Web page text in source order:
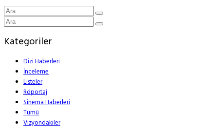
Kategoriler
Dizi Haberleri
İnceleme
Listeler
Röportaj
Sinema Haberleri
Tümü
Vizyondakiler